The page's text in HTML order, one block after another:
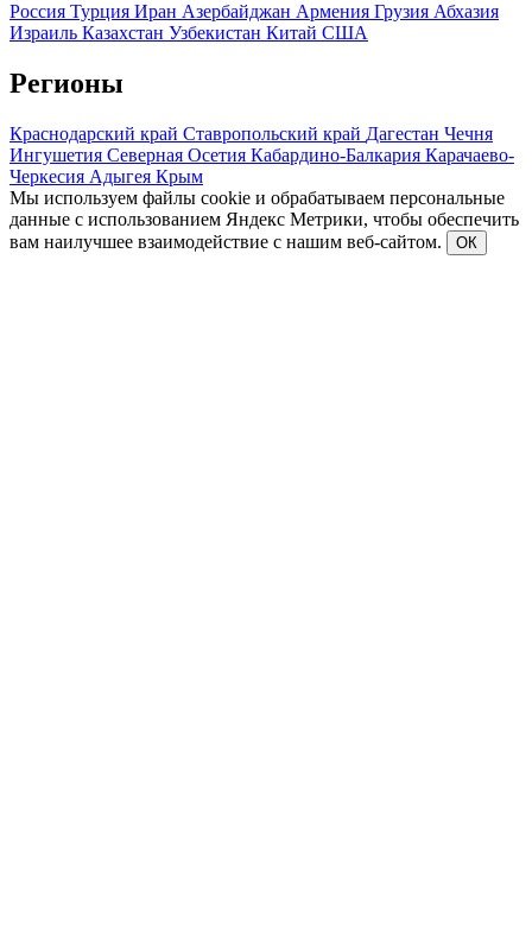
Россия Турция Иран Азербайджан Армения Грузия Абхазия
Израиль Казахстан Узбекистан Китай США
Регионы
Краснодарский край Ставропольский край Дагестан Чечня
Ингушетия Северная Осетия Кабардино-Балкария Карачаево-
Черкесия Адыгея Крым
Мы используем файлы cookie и обрабатываем персональные
данные с использованием Яндекс Метрики, чтобы обеспечить
вам наилучшее взаимодействие с нашим веб-сайтом.
ОК